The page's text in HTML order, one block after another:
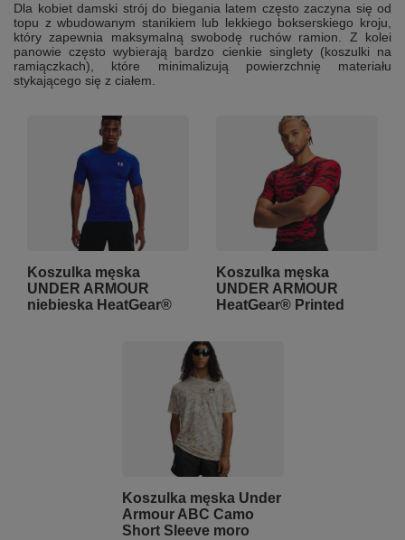
Dla kobiet damski strój do biegania latem często zaczyna się od
topu z wbudowanym stanikiem lub lekkiego bokserskiego kroju,
który zapewnia maksymalną swobodę ruchów ramion. Z kolei
panowie często wybierają bardzo cienkie singlety (koszulki na
ramiączkach), które minimalizują powierzchnię materiału
stykającego się z ciałem.
Koszulka męska
UNDER ARMOUR
niebieska HeatGear®
Koszulka męska
UNDER ARMOUR
HeatGear® Printed
Koszulka męska Under
Armour ABC Camo
Short Sleeve moro